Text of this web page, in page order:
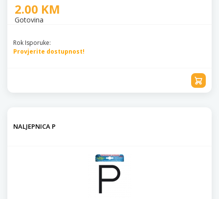
2.00 KM
Gotovina
Rok Isporuke:
Provjerite dostupnost!
NALJEPNICA P